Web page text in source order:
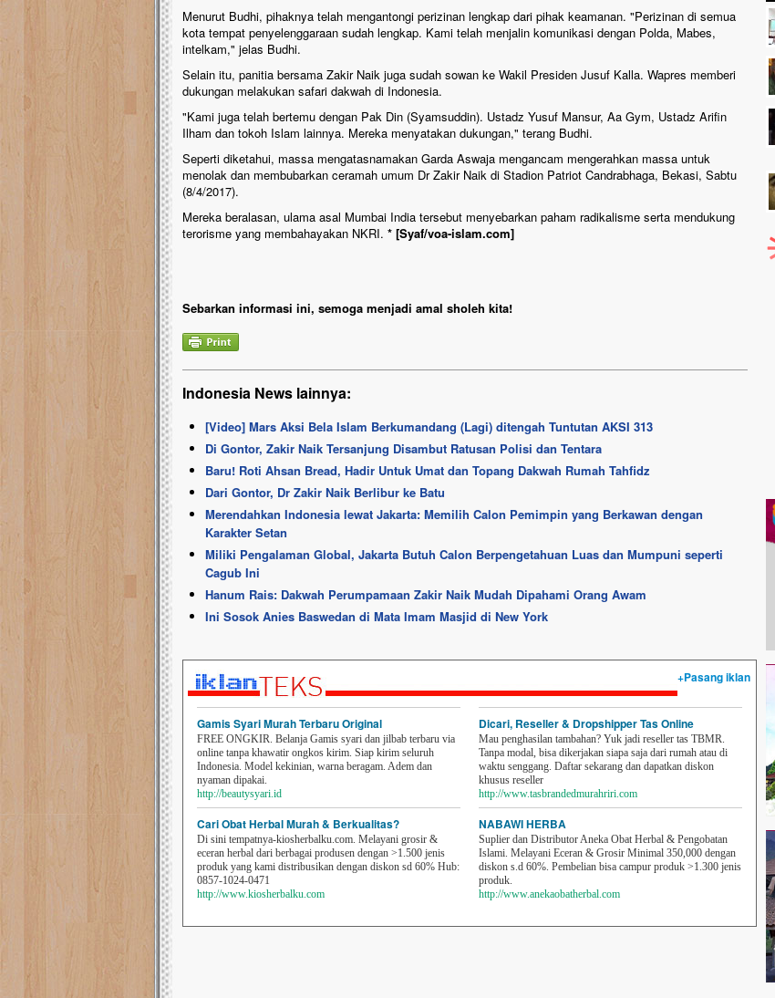
Menurut Budhi, pihaknya telah mengantongi perizinan lengkap dari pihak keamanan. "Perizinan di semua
kota tempat penyelenggaraan sudah lengkap. Kami telah menjalin komunikasi dengan Polda, Mabes,
intelkam," jelas Budhi.
Selain itu, panitia bersama Zakir Naik juga sudah sowan ke Wakil Presiden Jusuf Kalla. Wapres memberi
dukungan melakukan safari dakwah di Indonesia.
"Kami juga telah bertemu dengan Pak Din (Syamsuddin). Ustadz Yusuf Mansur, Aa Gym, Ustadz Arifin
Ilham dan tokoh Islam lainnya. Mereka menyatakan dukungan," terang Budhi.
Seperti diketahui, massa mengatasnamakan Garda Aswaja mengancam mengerahkan massa untuk
menolak dan membubarkan ceramah umum Dr Zakir Naik di Stadion Patriot Candrabhaga, Bekasi, Sabtu
(8/4/2017).
Mereka beralasan, ulama asal Mumbai India tersebut menyebarkan paham radikalisme serta mendukung
terorisme yang membahayakan NKRI. * [Syaf/voa-islam.com]
Sebarkan informasi ini, semoga menjadi amal sholeh kita!
Indonesia News lainnya:
[Video] Mars Aksi Bela Islam Berkumandang (Lagi) ditengah Tuntutan AKSI 313
Di Gontor, Zakir Naik Tersanjung Disambut Ratusan Polisi dan Tentara
Baru! Roti Ahsan Bread, Hadir Untuk Umat dan Topang Dakwah Rumah Tahfidz
Dari Gontor, Dr Zakir Naik Berlibur ke Batu
Merendahkan Indonesia lewat Jakarta: Memilih Calon Pemimpin yang Berkawan dengan
Karakter Setan
Miliki Pengalaman Global, Jakarta Butuh Calon Berpengetahuan Luas dan Mumpuni seperti
Cagub Ini
Hanum Rais: Dakwah Perumpamaan Zakir Naik Mudah Dipahami Orang Awam
Ini Sosok Anies Baswedan di Mata Imam Masjid di New York
+Pasang iklan
Gamis Syari Murah Terbaru Original
FREE ONGKIR. Belanja Gamis syari dan jilbab terbaru via
online tanpa khawatir ongkos kirim. Siap kirim seluruh
Indonesia. Model kekinian, warna beragam. Adem dan
nyaman dipakai.
http://beautysyari.id
Cari Obat Herbal Murah & Berkualitas?
Di sini tempatnya-kiosherbalku.com. Melayani grosir &
eceran herbal dari berbagai produsen dengan >1.500 jenis
produk yang kami distribusikan dengan diskon sd 60% Hub:
0857-1024-0471
http://www.kiosherbalku.com
Dicari, Reseller & Dropshipper Tas Online
Mau penghasilan tambahan? Yuk jadi reseller tas TBMR.
Tanpa modal, bisa dikerjakan siapa saja dari rumah atau di
waktu senggang. Daftar sekarang dan dapatkan diskon
khusus reseller
http://www.tasbrandedmurahriri.com
NABAWI HERBA
Suplier dan Distributor Aneka Obat Herbal & Pengobatan
Islami. Melayani Eceran & Grosir Minimal 350,000 dengan
diskon s.d 60%. Pembelian bisa campur produk >1.300 jenis
produk.
http://www.anekaobatherbal.com